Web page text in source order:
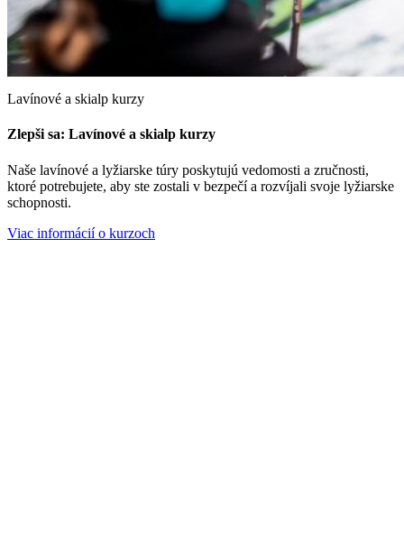
Lavínové a skialp kurzy
Zlepši sa: Lavínové a skialp kurzy
Naše lavínové a lyžiarske túry poskytujú vedomosti a zručnosti,
ktoré potrebujete, aby ste zostali v bezpečí a rozvíjali svoje lyžiarske
schopnosti.
Viac informácií o kurzoch